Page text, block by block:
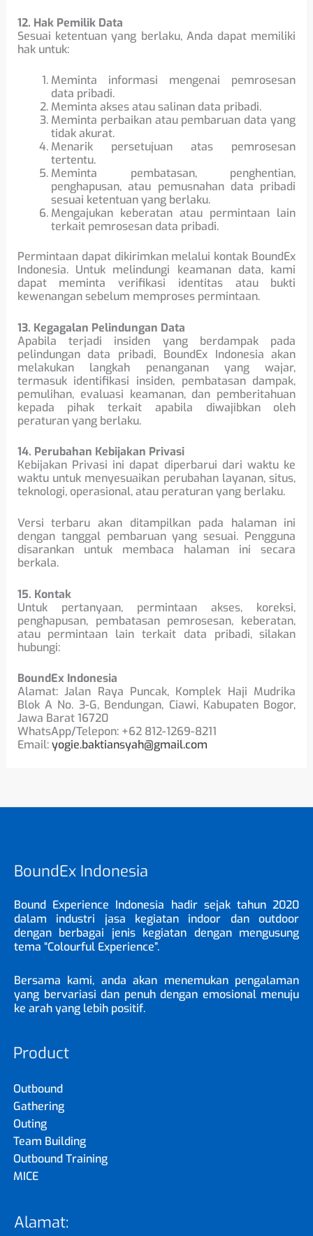
12. Hak Pemilik Data
Sesuai ketentuan yang berlaku, Anda dapat memiliki
hak untuk:
Meminta informasi mengenai pemrosesan
data pribadi.
Meminta akses atau salinan data pribadi.
Meminta perbaikan atau pembaruan data yang
tidak akurat.
Menarik persetujuan atas pemrosesan
tertentu.
Meminta pembatasan, penghentian,
penghapusan, atau pemusnahan data pribadi
sesuai ketentuan yang berlaku.
Mengajukan keberatan atau permintaan lain
terkait pemrosesan data pribadi.
Permintaan dapat dikirimkan melalui kontak BoundEx
Indonesia. Untuk melindungi keamanan data, kami
dapat meminta verifikasi identitas atau bukti
kewenangan sebelum memproses permintaan.
13. Kegagalan Pelindungan Data
Apabila terjadi insiden yang berdampak pada
pelindungan data pribadi, BoundEx Indonesia akan
melakukan langkah penanganan yang wajar,
termasuk identifikasi insiden, pembatasan dampak,
pemulihan, evaluasi keamanan, dan pemberitahuan
kepada pihak terkait apabila diwajibkan oleh
peraturan yang berlaku.
14. Perubahan Kebijakan Privasi
Kebijakan Privasi ini dapat diperbarui dari waktu ke
waktu untuk menyesuaikan perubahan layanan, situs,
teknologi, operasional, atau peraturan yang berlaku.
Versi terbaru akan ditampilkan pada halaman ini
dengan tanggal pembaruan yang sesuai. Pengguna
disarankan untuk membaca halaman ini secara
berkala.
15. Kontak
Untuk pertanyaan, permintaan akses, koreksi,
penghapusan, pembatasan pemrosesan, keberatan,
atau permintaan lain terkait data pribadi, silakan
hubungi:
BoundEx Indonesia
Alamat: Jalan Raya Puncak, Komplek Haji Mudrika
Blok A No. 3-G, Bendungan, Ciawi, Kabupaten Bogor,
Jawa Barat 16720
WhatsApp/Telepon: +62 812-1269-8211
Email:yogie.baktiansyah@gmail.com
BoundEx Indonesia
Bound Experience Indonesia hadir sejak tahun 2020
dalam industri jasa kegiatan indoor dan outdoor
dengan berbagai jenis kegiatan dengan mengusung
tema “Colourful Experience”.
Bersama kami, anda akan menemukan pengalaman
yang bervariasi dan penuh dengan emosional menuju
ke arah yang lebih positif.
Product
Outbound
Gathering
Outing
Team Building
Outbound Training
MICE
Alamat: